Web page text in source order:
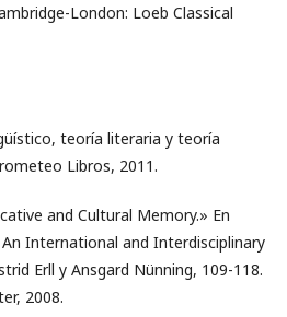
London: Loeb Classical
teoría literaria y teoría
Libros, 2011.
and Cultural Memory.» En
International and Interdisciplinary
Erll y Ansgard Nünning, 109-118.
2008.